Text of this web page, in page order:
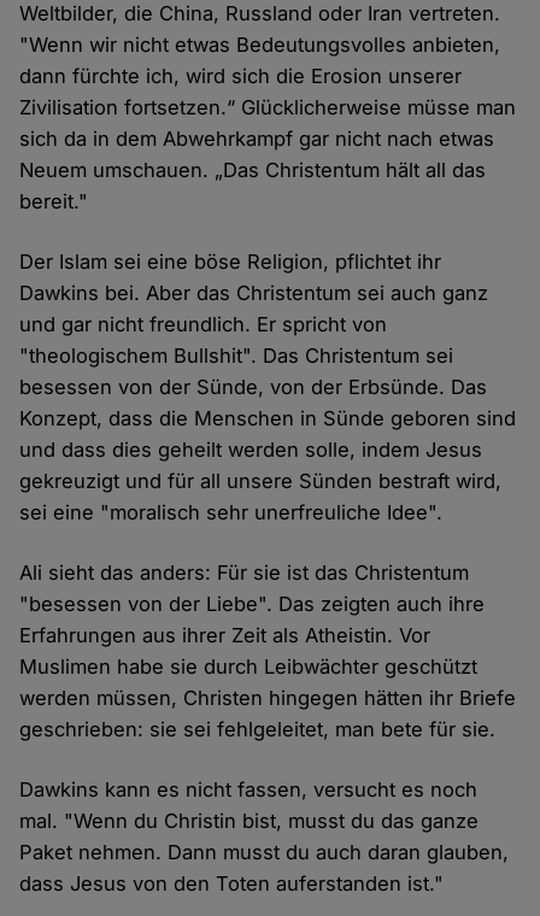
Weltbilder, die China, Russland oder Iran vertreten.
"Wenn wir nicht etwas Bedeutungsvolles anbieten,
dann fürchte ich, wird sich die Erosion unserer
Zivilisation fortsetzen.“ Glücklicherweise müsse man
sich da in dem Abwehrkampf gar nicht nach etwas
Neuem umschauen. „Das Christentum hält all das
bereit."
Der Islam sei eine böse Religion, pflichtet ihr
Dawkins bei. Aber das Christentum sei auch ganz
und gar nicht freundlich. Er spricht von
"theologischem Bullshit". Das Christentum sei
besessen von der Sünde, von der Erbsünde. Das
Konzept, dass die Menschen in Sünde geboren sind
und dass dies geheilt werden solle, indem Jesus
gekreuzigt und für all unsere Sünden bestraft wird,
sei eine "moralisch sehr unerfreuliche Idee".
Ali sieht das anders: Für sie ist das Christentum
"besessen von der Liebe". Das zeigten auch ihre
Erfahrungen aus ihrer Zeit als Atheistin. Vor
Muslimen habe sie durch Leibwächter geschützt
werden müssen, Christen hingegen hätten ihr Briefe
geschrieben: sie sei fehlgeleitet, man bete für sie.
Dawkins kann es nicht fassen, versucht es noch
mal. "Wenn du Christin bist, musst du das ganze
Paket nehmen. Dann musst du auch daran glauben,
dass Jesus von den Toten auferstanden ist."